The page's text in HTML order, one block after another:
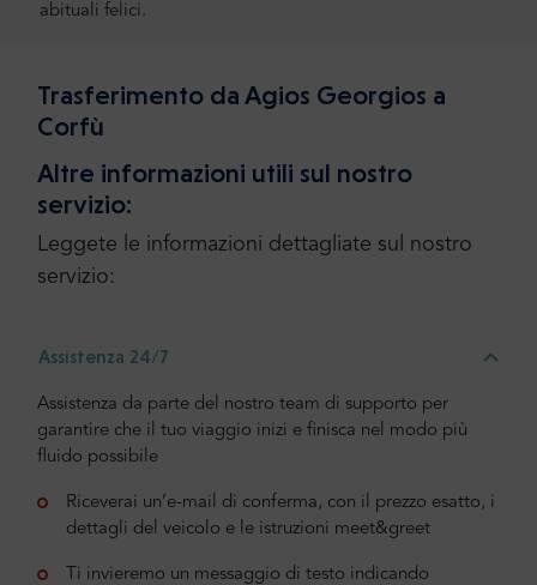
abituali felici.
Trasferimento da Agios Georgios a
Corfù
Altre informazioni utili sul nostro
servizio:
Leggete le informazioni dettagliate sul nostro
servizio:
Assistenza 24/7
Assistenza da parte del nostro team di supporto per
garantire che il tuo viaggio inizi e finisca nel modo più
fluido possibile
Riceverai un’e-mail di conferma, con il prezzo esatto, i
dettagli del veicolo e le istruzioni meet&greet
Ti invieremo un messaggio di testo indicando